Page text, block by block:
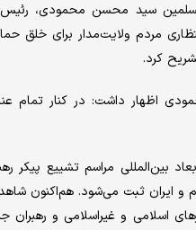
سید محسن محمودی، رئیس
مردم ولایت‌مدار برای خلق
کرد.
اظهار داشت: در کنار تمام
بین‌المللی مراسم تشییع
و ایران ثبت می‌شود. هم‌اکنون
اسلامی و غیراسلامی و رهبران